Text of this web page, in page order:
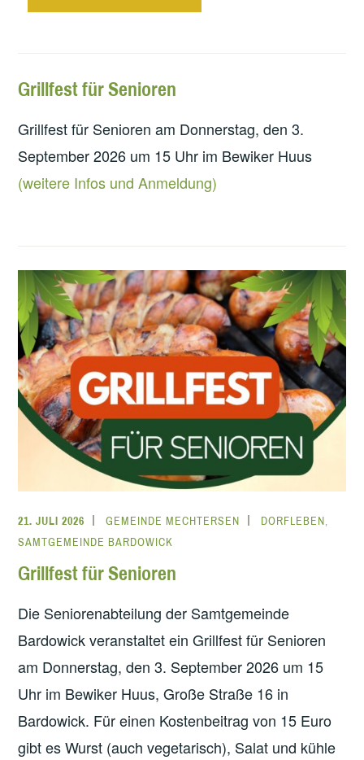
Grillfest für Senioren
Grillfest für Senioren am Donnerstag, den 3.
September 2026 um 15 Uhr im Bewiker Huus
(weitere Infos und Anmeldung)
21. JULI 2026 GEMEINDE MECHTERSEN DORFLEBEN,
SAMTGEMEINDE BARDOWICK
Grillfest für Senioren
Die Seniorenabteilung der Samtgemeinde
Bardowick veranstaltet ein Grillfest für Senioren
am Donnerstag, den 3. September 2026 um 15
Uhr im Bewiker Huus, Große Straße 16 in
Bardowick. Für einen Kostenbeitrag von 15 Euro
gibt es Wurst (auch vegetarisch), Salat und kühle